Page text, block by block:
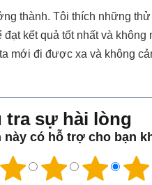
thành. Tôi thích những
kết quả tốt nhất và
mới đi được xa và không
tra sự hài lòng
này có hỗ trợ cho bạn